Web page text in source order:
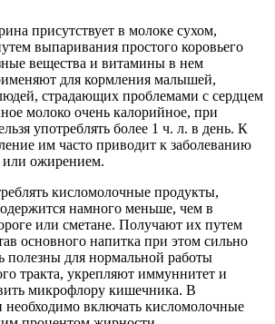
присутствует в молоке сухом,
выпаривания простого коровьего
вещества и витамины в нем
для кормления малышей,
страдающих проблемами с сердцем
молоко очень калорийное, при
употреблять более 1 ч. л. в день. К
им часто приводит к заболеванию
или ожирением.
кисломолочные продукты,
намного меньше, чем в
или сметане. Получают их путем
основного напитка при этом сильно
полезны для нормальной работы
тракта, укрепляют иммуннитет и
микрофлору кишечника. В
включать кисломолочные